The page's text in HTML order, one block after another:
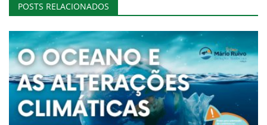
POSTS RELACIONADOS